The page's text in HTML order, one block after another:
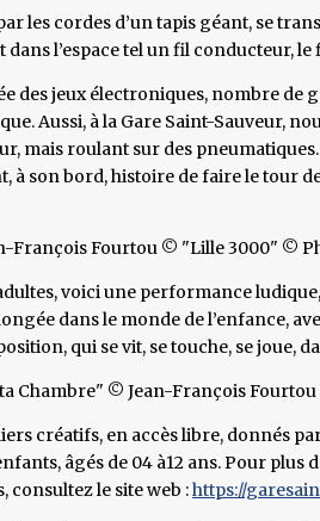
les cordes d’un tapis géant, se
l’espace tel un fil conducteur, le
des jeux électroniques, nombre de
Aussi, à la Gare Saint-Sauveur,
mais roulant sur des
à son bord, histoire de faire le tour
François Fourtou © "Lille 3000" ©
voici une performance
dans le monde de l’enfance,
qui se vit, se touche, se joue,
Chambre" © Jean-François
créatifs, en accès libre, donnés
âgés de 04 à12 ans. Pour
consultez le site web :https://